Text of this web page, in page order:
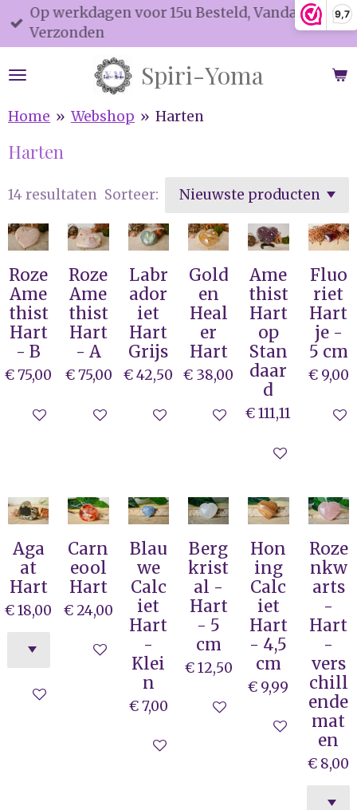
9,7
Ga
direct
de
Spiri-Yoma
Op werkdagen voor 15u Besteld, Vandaag
Verzonden
Home » Webshop » Harten
Harten
14 resultaten Sorteer:
Roze
Ame
thist
Hart
- B
€ 75,00
In winkelwagen
Roze
Ame
thist
Hart
- A
€ 75,00
In winkelwagen
Labr
ador
iet
Hart
Grijs
€ 42,50
In winkelwagen
Gold
en
Heal
er
Hart
€ 38,00
In winkelwagen
Ame
thist
Hart
op
Stan
daar
d
€ 111,11
In
Fluo
riet
Hart
je -
5 cm
€ 9,00
In
Aga
at
Hart
€ 18,00
In winkelwagen
Carn
eool
Hart
€ 24,00
In winkelwagen
Blau
we
Calc
iet
Hart
-
Klei
n
€ 7,00
In winkelwagen
Berg
krist
al -
Hart
- 5
cm
€ 12,50
In winkelwagen
Hon
ing
Calc
iet
Hart
- 4,5
cm
€ 9,99
In
Roze
nkw
arts
-
Hart
-
vers
chill
ende
mat
en
€ 8,00